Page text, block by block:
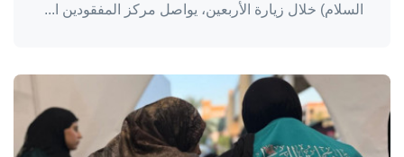
السلام) خلال زيارة الأربعين، يواصل مركز المفقودين ا...
واحة المرأة
منذ 3 أيام